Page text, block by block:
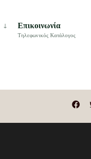
Επικοινωνία
Τηλεφωνικός Κατάλογος